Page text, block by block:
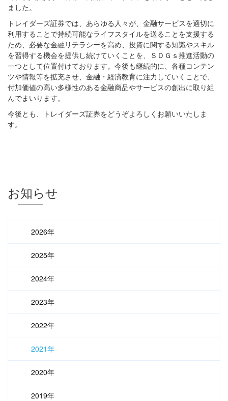
ました。
トレイダーズ証券では、あらゆる人々が、金融サービスを適切に
利用することで持続可能なライフスタイルを送ることを支援する
ため、必要な金融リテラシーを高め、投資に関する知識やスキル
を習得する機会を提供し続けていくことを、ＳＤＧｓ推進活動の
一つとして位置付けております。今後も継続的に、各種コンテン
ツや情報等を拡充させ、金融・経済教育に注力していくことで、
付加価値の高い多様性のある金融商品やサービスの創出に取り組
んでまいります。
今後とも、トレイダーズ証券をどうぞよろしくお願いいたしま
す。
お知らせ
2026年
2025年
2024年
2023年
2022年
2021年
2020年
2019年